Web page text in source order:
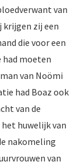
van
krijgen zij een
die voor een
moeten
van Noömi
had Boaz ook
van de
huwelijk van
nakomeling
van